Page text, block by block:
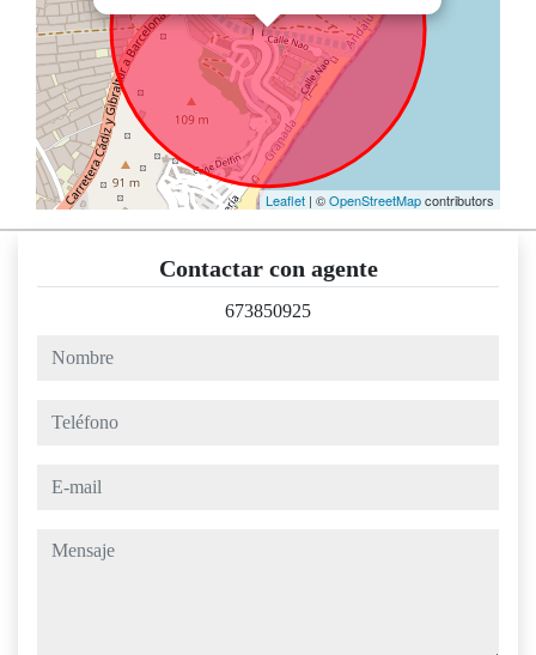
Leaflet | ©OpenStreetMapcontributors
Contactar con agente
673850925
nombre
teléfono
e-mail
mensaje